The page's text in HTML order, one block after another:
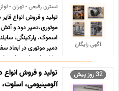
آگهی رایگان
نسترن رفیعی - تهران -
موتوری،دمپر دود و
اسموک، پارکینگی،
دمپر موتوری در ابعاد
ساختمان های تجاری،
پترو ... ...
32 روز پیش
تولید و فروش انواع
آلومینیومی،